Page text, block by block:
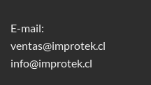
E-mail:
ventas@improtek.cl
info@improtek.cl